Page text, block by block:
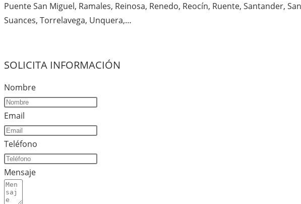
Puente San Miguel, Ramales, Reinosa, Renedo, Reocín, Ruente, Santander,
Suances, Torrelavega, Unquera,…
SOLICITA INFORMACIÓN
Nombre
Email
Teléfono
Mensaje